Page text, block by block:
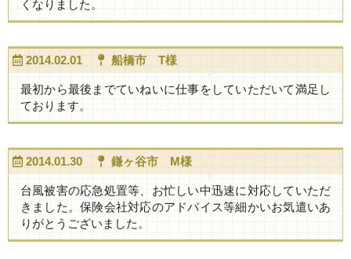
くなりました。
2014.02.01 船橋市 T様
最初から最後までていねいに仕事をしていただいて満足し
ております。
2014.01.30 鎌ヶ谷市 M様
台風被害の応急処置等、お忙しい中迅速に対応していただ
きました。保険会社対応のアドバイス等細かいお気遣いあ
りがとうございました。